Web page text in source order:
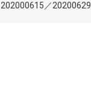
202000615／20200629